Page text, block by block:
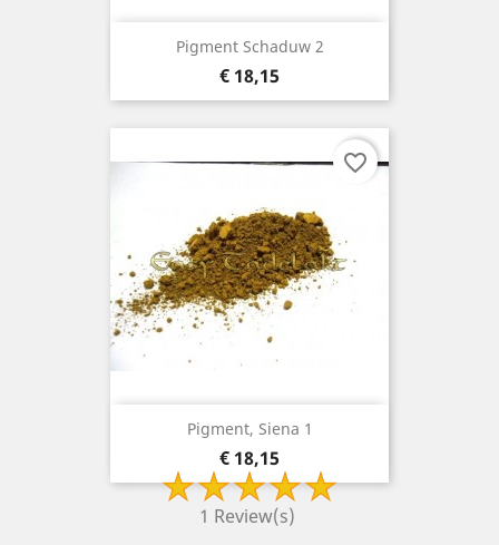
Pigment Schaduw 2
Prijs
€ 18,15
Pigment, Siena 1
Prijs
€ 18,15
1 Review(s)
favorite_border